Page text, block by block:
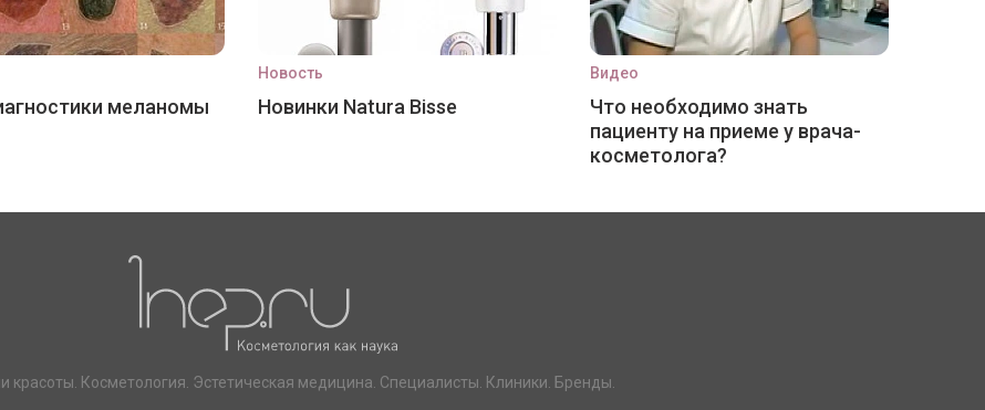
меланомы
Новость
Новинки Natura Bisse
Видео
Что необходимо знать
пациенту на приеме у врача-
косметолога?
красоты. Косметология. Эстетическая медицина. Специалисты. Клиники. Бренды.